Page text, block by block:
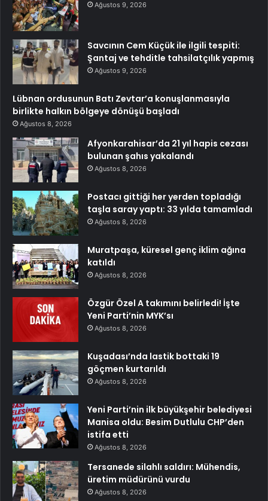
Ağustos 9, 2026
Savcının Cem Küçük ile ilgili tespiti:
Şantaj ve tehditle tahsilatçılık yapmış
Ağustos 9, 2026
Lübnan ordusunun Batı Zevtar’a konuşlanmasıyla
birlikte halkın bölgeye dönüşü başladı
Ağustos 8, 2026
Afyonkarahisar’da 21 yıl hapis cezası
bulunan şahıs yakalandı
Ağustos 8, 2026
Postacı gittiği her yerden topladığı
taşla saray yaptı: 33 yılda tamamladı
Ağustos 8, 2026
Muratpaşa, küresel genç iklim ağına
katıldı
Ağustos 8, 2026
Özgür Özel A takımını belirledi! İşte
Yeni Parti’nin MYK’sı
Ağustos 8, 2026
Kuşadası’nda lastik bottaki 19
göçmen kurtarıldı
Ağustos 8, 2026
Yeni Parti’nin ilk büyükşehir belediyesi
Manisa oldu: Besim Dutlulu CHP’den
istifa etti
Ağustos 8, 2026
Tersanede silahlı saldırı: Mühendis,
üretim müdürünü vurdu
Ağustos 8, 2026